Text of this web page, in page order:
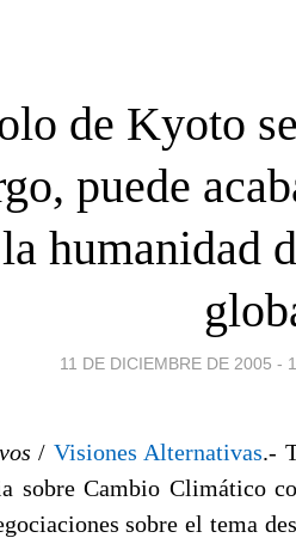
de Kyoto
puede
humanidad
11 DE DICIEMBRE DE 2005 -
/ Visiones Alternativas.-
sobre Cambio Climático
sobre el tema